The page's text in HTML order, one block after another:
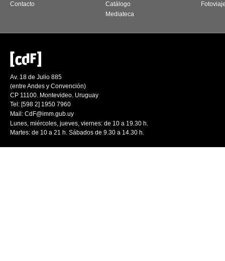
Contacto
Catálogo
Mediateca
Av. 18 de Julio 885
(entre Andes y Convención)
CP 11100. Montevideo. Uruguay
Tel: [598 2] 1950 7960
Mail: CdF@imm.gub.uy
Lunes, miércoles, jueves, viernes: de 10 a 19.30 h.
Martes: de 10 a 21 h. Sábados de 9.30 a 14.30 h.